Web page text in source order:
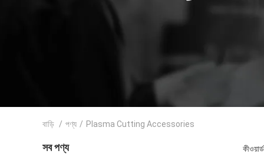
বাড়ি / পণ্য / Plasma Cutting Accessories
সব পণ্য